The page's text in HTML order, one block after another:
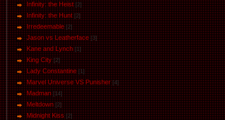
Infinity: the Heist [2]
Infinity: the Hunt [2]
Irredeemable [2]
Jason vs Leatherface [3]
Kane and Lynch [1]
King City [2]
Lady Constantine [1]
Marvel Universe VS Punisher [4]
Маdman [14]
Meltdown [2]
Midnight Kiss [2]